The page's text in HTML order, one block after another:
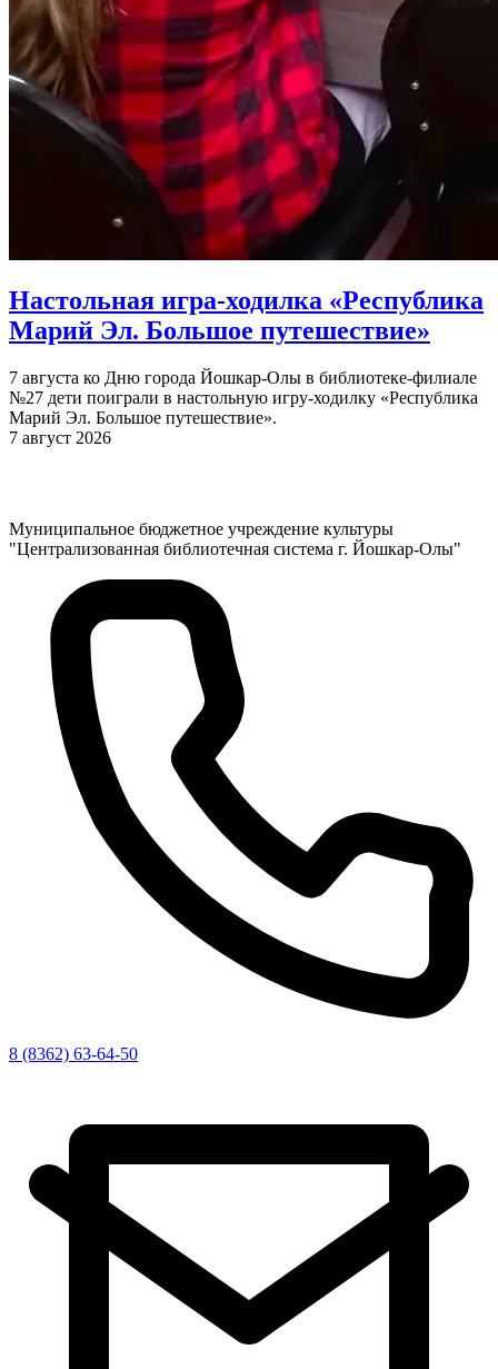
Настольная игра-ходилка «Республика
Марий Эл. Большое путешествие»
7 августа ко Дню города Йошкар-Олы в библиотеке-филиале
№27 дети поиграли в настольную игру-ходилку «Республика
Марий Эл. Большое путешествие».
7 август 2026
Муниципальное бюджетное учреждение культуры
"Централизованная библиотечная система г. Йошкар-Олы"
8 (8362) 63-64-50